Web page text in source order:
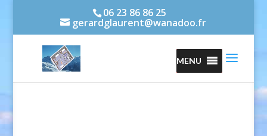
06 23 86 86 25
gerardglaurent@wanadoo.fr